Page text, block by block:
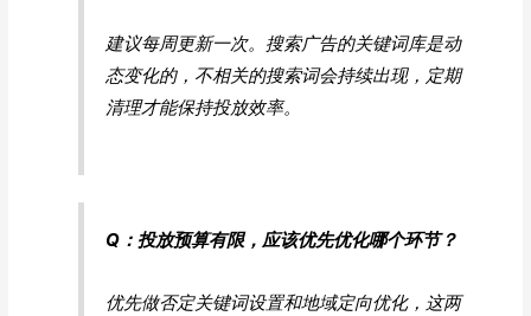
建议每周更新一次。搜索广告的关键词库是动
态变化的，不相关的搜索词会持续出现，定期
清理才能保持投放效率。
Q：投放预算有限，应该优先优化哪个环节？
优先做否定关键词设置和地域定向优化，这两